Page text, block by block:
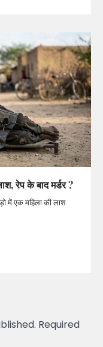
रेप के बाद मर्डर ?
में एक महिला की लाश
Required